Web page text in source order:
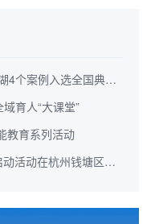
4个案例入选全国典型
育人“大课堂”
教育系列活动
活动在杭州钱塘区举